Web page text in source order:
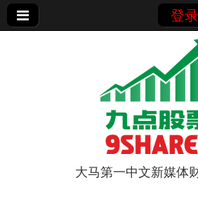
登录
大马第一中文新媒体